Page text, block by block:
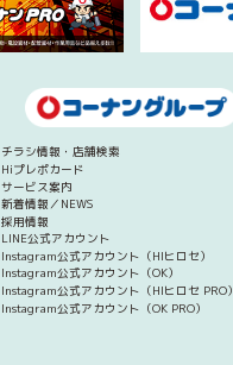
チラシ情報・店舗検索
Hiプレポカード
サービス案内
新着情報／NEWS
採用情報
LINE公式アカウント
Instagram公式アカウント（HIヒロセ）
Instagram公式アカウント（OK）
Instagram公式アカウント（HIヒロセ PRO）
Instagram公式アカウント（OK PRO）